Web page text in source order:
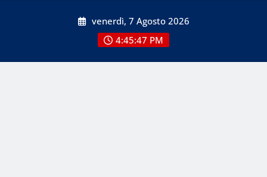
venerdì, 7 Agosto 2026
4:45:47 PM